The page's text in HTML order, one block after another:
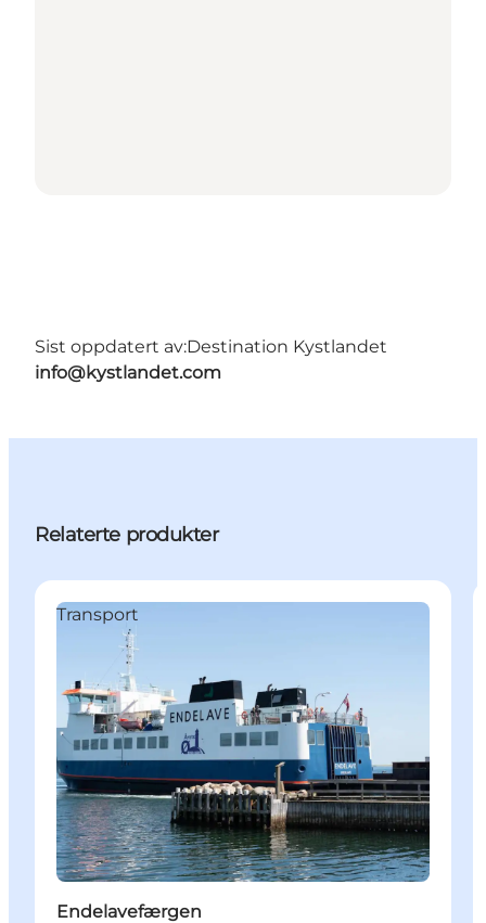
Sist oppdatert av:Destination Kystlandet
info@kystlandet.com
Relaterte produkter
Transport
Endelavefærgen